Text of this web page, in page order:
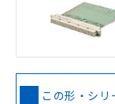
この形・シ